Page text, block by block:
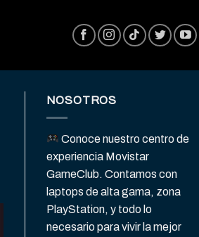
NOSOTROS
Conoce nuestro centro de
experiencia Movistar
GameClub. Contamos con
laptops de alta gama, zona
PlayStation, y todo lo
necesario para vivir la mejor